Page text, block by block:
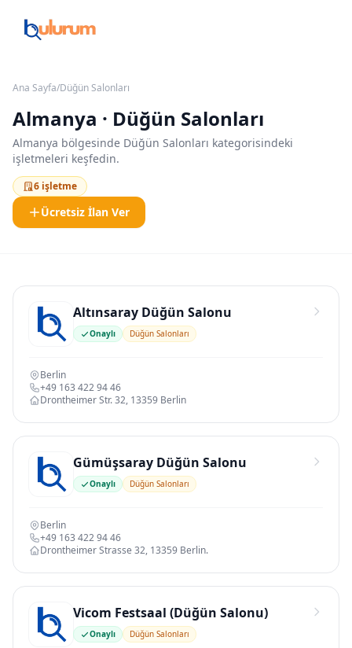
Ana Sayfa/Düğün Salonları
Almanya · Düğün Salonları
Almanya bölgesinde Düğün Salonları kategorisindeki
işletmeleri keşfedin.
6 işletme
Ücretsiz İlan Ver
Altınsaray Düğün Salonu
Onaylı Düğün Salonları
Berlin
+49 163 422 94 46
Drontheimer Str. 32, 13359 Berlin
Gümüşsaray Düğün Salonu
Onaylı Düğün Salonları
Berlin
+49 163 422 94 46
Drontheimer Strasse 32, 13359 Berlin.
Vicom Festsaal (Düğün Salonu)
Onaylı Düğün Salonları